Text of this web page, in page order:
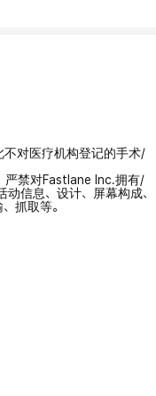
对医疗机构登记的手术/
严禁对Fastlane Inc.拥有/
信息、设计、屏幕构成、
抓取等。